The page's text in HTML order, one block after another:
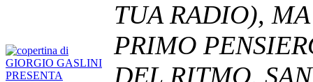
TUA RADIO),
PRIMO
DEL RITMO,